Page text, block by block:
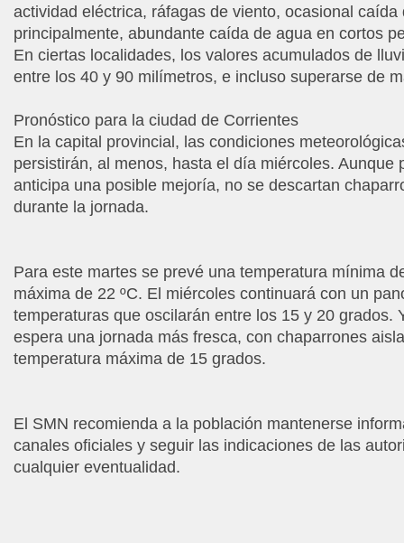
actividad eléctrica, ráfagas de viento, ocasional caída
principalmente, abundante caída de agua en cortos
En ciertas localidades, los valores acumulados de
entre los 40 y 90 milímetros, e incluso superarse de
Pronóstico para la ciudad de Corrientes
En la capital provincial, las condiciones
persistirán, al menos, hasta el día miércoles. Aunque
anticipa una posible mejoría, no se descartan
durante la jornada.
Para este martes se prevé una temperatura mínima
máxima de 22 ºC. El miércoles continuará con un
temperaturas que oscilarán entre los 15 y 20 grados.
espera una jornada más fresca, con chaparrones
temperatura máxima de 15 grados.
El SMN recomienda a la población mantenerse
canales oficiales y seguir las indicaciones de las
cualquier eventualidad.